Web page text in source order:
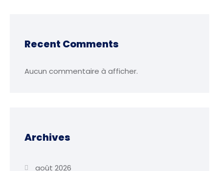
Recent Comments
Aucun commentaire à afficher.
Archives
août 2026